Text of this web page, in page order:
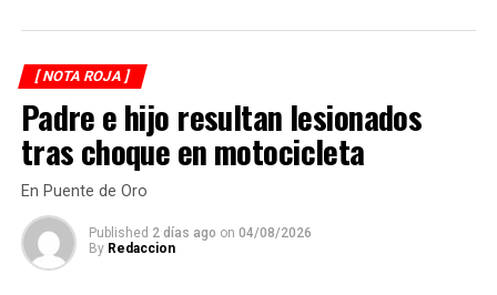
Como resultado del siniestro, dos camionetas quedaron
con daños totales a consecuencia de las llamas. No se
reportaron personas lesionadas ni fue necesario evacuar
la zona.
Las autoridades realizaron una inspección en el
deshuesadero para descartar riesgos adicionales y
determinar las posibles causas que originaron el
incendio.
[ NOTA ROJA ]
Padre e hijo resultan lesionados
tras choque en motocicleta
En Puente de Oro
Published 2 días ago on 04/08/2026
By Redaccion